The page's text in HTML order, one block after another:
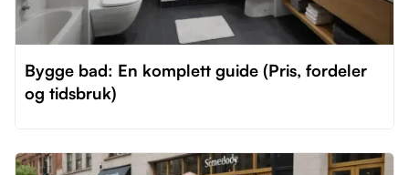
Bygge bad: En komplett guide (Pris, fordeler
og tidsbruk)